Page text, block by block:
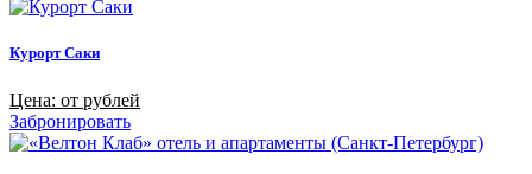
Курорт Саки
Цена: от рублей
Забронировать